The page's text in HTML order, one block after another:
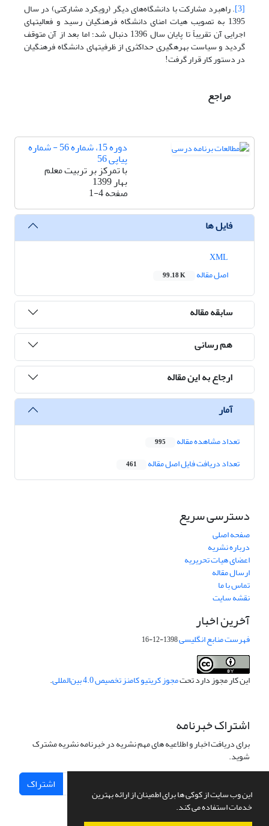
این وب سایت از کوکی ها برای اطمینان از ارائه بهترین
خدمات استفاده می کند.
[3] . راهبرد مشارکت با دانشگاه‌های دیگر (رویکرد مشارکتی) در سال
1395 به تصویب هیات امنای دانشگاه فرهنگیان رسید و فعالیت‎های
اجرایی آن تقریباً تا پایان سال 1396 دنبال شد؛ اما بعد از آن متوقف
گردید و سیاست بهره‎گیری حداکثری از ظرفیت‎های دانشگاه فرهنگیان
در دستور کار قرار گرفت!
مراجع
دوره 15، شماره 56 - شماره
پیاپی 56
با تمرکز بر تربیت معلم
بهار 1399
صفحه1-4
فایل ها
اصل مقاله
99.18 K
سابقه مقاله
هم رسانی
ارجاع به این مقاله
آمار
تعداد مشاهده مقاله 995
تعداد دریافت فایل اصل مقاله 461
دسترسی سریع
صفحه اصلی
درباره نشریه
اعضای هیات تحریریه
ارسال مقاله
تماس با ما
نقشه سایت
آخرین اخبار
فهرست منابع انگلیسی1398-12-16
این کار مجوز دارد تحتمجوز کریتیو کامنز تخصیص 4.0 بین‌المللی .
اشتراک خبرنامه
برای دریافت اخبار و اطلاعیه های مهم نشریه در خبرنامه نشریه مشترک
شوید.
اشتراک